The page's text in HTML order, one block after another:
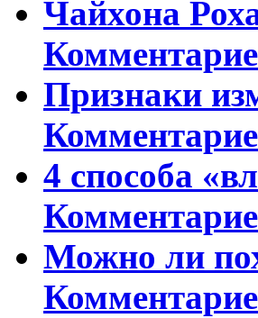
Чайхона
Признаки
4 способа
Можно ли